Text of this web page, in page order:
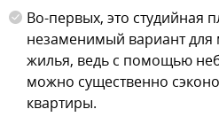
Во-первых, это студийная
незаменимый вариант для
жилья, ведь с помощью
можно существенно
квартиры.